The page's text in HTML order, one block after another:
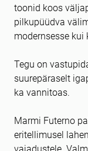
toonid koos
pilkupüüdva
modernsesse kui
Tegu on
suurepäraselt
ka vannitoas.
Marmi Futerno
eritellimusel